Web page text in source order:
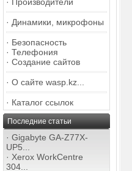
· Динамики, микрофоны
· Безопасность
· Телефония
· Создание сайтов
· О сайте wasp.kz...
· Каталог ссылок
Последние статьи
· Gigabyte GA-Z77X-
UP5...
· Xerox WorkCentre
304...